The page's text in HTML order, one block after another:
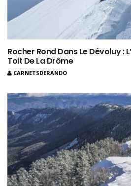
Rocher Rond Dans Le Dévoluy :
Toit De La Drôme
CARNETSDERANDO